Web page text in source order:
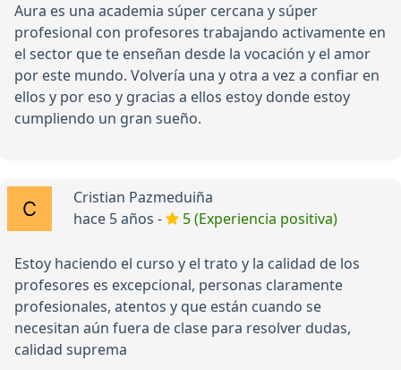
Aura es una academia súper cercana y súper
profesional con profesores trabajando activamente en
el sector que te enseñan desde la vocación y el amor
por este mundo. Volvería una y otra a vez a confiar en
ellos y por eso y gracias a ellos estoy donde estoy
cumpliendo un gran sueño.
Cristian Pazmeduiña
hace 5 años -
5 (Experiencia positiva)
Estoy haciendo el curso y el trato y la calidad de los
profesores es excepcional, personas claramente
profesionales, atentos y que están cuando se
necesitan aún fuera de clase para resolver dudas,
calidad suprema